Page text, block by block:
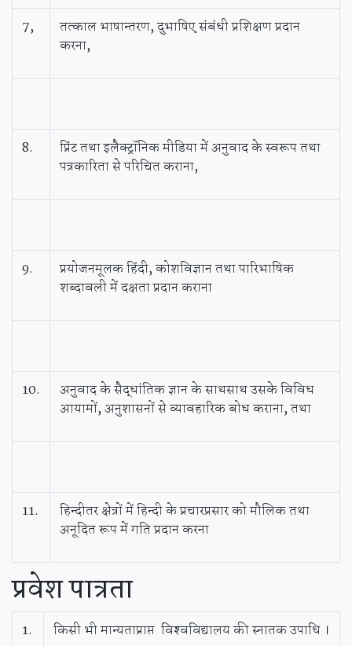
7,
तत्काल भाषान्तरण, दुभाषिए संबंधी प्रशिक्षण प्रदान
करना,
8.
प्रिंट तथा इलैक्ट्रॉनिक मीडिया में अनुवाद के स्वरूप तथा
पत्रकारिता से परिचित कराना,
9.
प्रयोजनमूलक हिंदी, कोशविज्ञान तथा पारिभाषिक
शब्दावली में दक्षता प्रदान कराना
10.
अनुवाद के सैद्धांतिक ज्ञान के साथसाथ उसके विविध
आयामों, अनुशासनों से व्यावहारिक बोध कराना, तथा
11.
हिन्‍दीतर क्षेत्रों में हिन्‍दी के प्रचारप्रसार को मौलिक तथा
अनूदित रूप में गति प्रदान करना
प्रवेशपात्रता
1. किसी भी मान्यताप्राप्त विश्‍वविद्यालय की स्नातक उपाधि ।